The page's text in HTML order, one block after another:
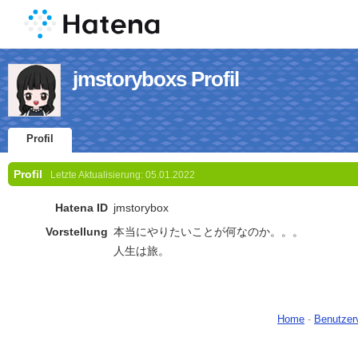
jmstoryboxs Profil
Profil
Profil Letzte Aktualisierung: 05.01.2022
Hatena ID jmstorybox
Vorstellung 本当にやりたいことが何なのか。。。
人生は旅。
Home -